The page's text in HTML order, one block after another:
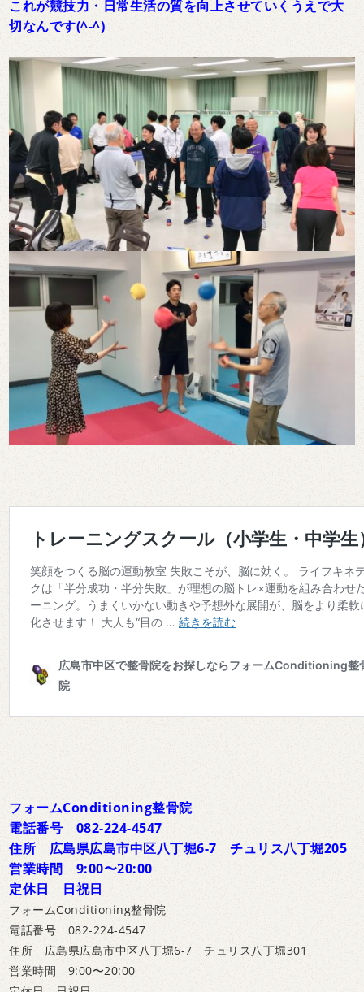
これが競技力・日常生活の質を向上させていくうえで大
切なんです(^-^)
フォームConditioning整骨院
電話番号 082-224-4547
住所 広島県広島市中区八丁堀6-7 チュリス八丁堀205
営業時間 9:00〜20:00
定休日 日祝日
フォームConditioning整骨院
電話番号 082-224-4547
住所 広島県広島市中区八丁堀6-7 チュリス八丁堀301
営業時間 9:00〜20:00